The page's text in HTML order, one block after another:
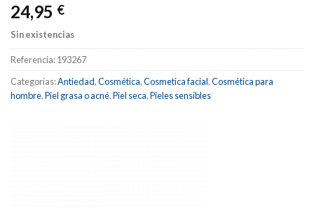
24,95 €
Sin existencias
Referencia:193267
Categorías:Antiedad,Cosmética,Cosmetica facial,Cosmética para
hombre,Piel grasa o acné,Piel seca,Pieles sensibles